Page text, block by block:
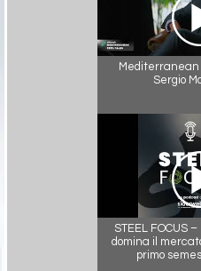
Mediterranean
Sergio
STEEL FOCUS
domina il
primo